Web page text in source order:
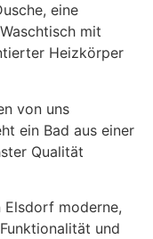
eine
mit
Heizkörper
von uns
ein Bad aus einer
Qualität
moderne,
und